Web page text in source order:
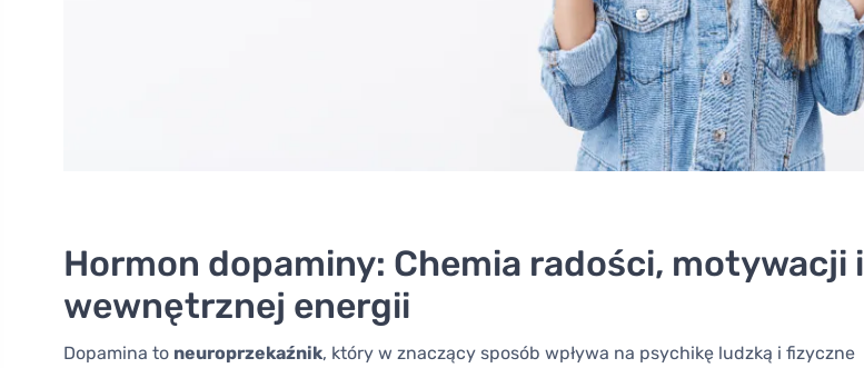
Hormon dopaminy: Chemia radości, motywacji i
wewnętrznej energii
Dopamina to neuroprzekaźnik, który w znaczący sposób wpływa na psychikę ludzką i fizyczne